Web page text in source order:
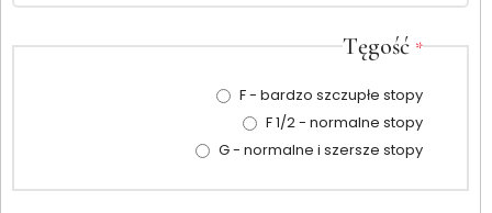
Tęgość *
F - bardzo szczupłe stopy
F 1/2 - normalne stopy
G - normalne i szersze stopy